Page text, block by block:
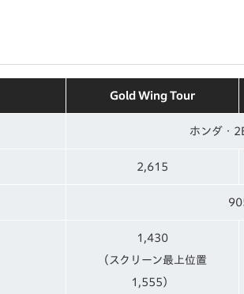
Gold Wing Tour
ホンダ・
2,615
1,430
（スクリーン最上位置
1,555）